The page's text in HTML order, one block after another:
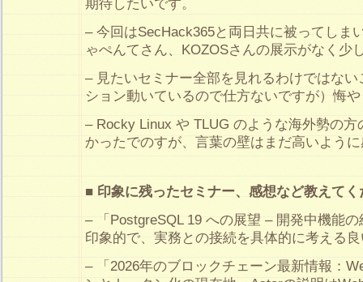
期待したいです。
– 今回はSecHack365と両日共に被ってしま
ゃぺんてさん、KOZOSさんの展示がなく少
– 見たいセミナー全部を見れるわけではな
ション動いているので仕方ないですが）悔
– Rocky Linux や TLUG のような海外勢の
かったでのすが、言葉の壁はまだ高いよう
■ 印象に残ったセミナー、感想など教えてく
– 「PostgreSQL 19 への展望 – 開発中機能
印象的で、実務との接続を具体的に考える
– 「2026年のブロックチェーン最新情報：